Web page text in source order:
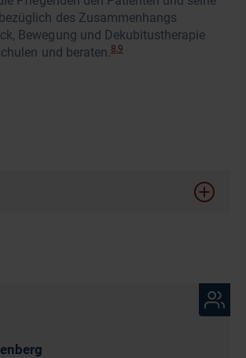
des Zusammenhangs
Bewegung und Dekubitustherapie
und beraten.8,9